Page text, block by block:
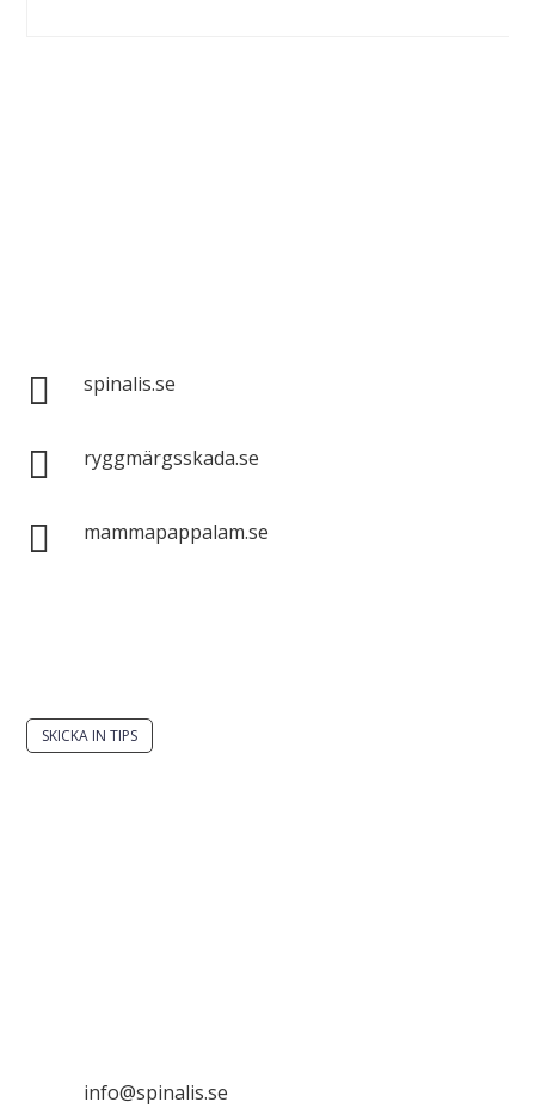
 spinalis.se
 ryggmärgsskada.se
 mammapappalam.se
SKICKA IN TIPS
info@spinalis.se